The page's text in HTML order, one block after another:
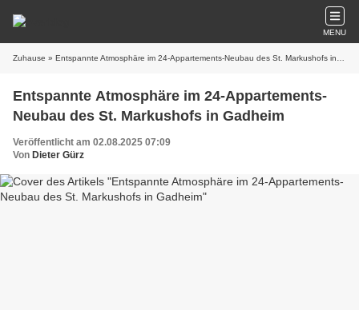
MENU
Zuhause » Entspannte Atmosphäre im 24-Appartements-Neubau des St. Markushofs in Gadheim
Entspannte Atmosphäre im 24-Appartements-
Neubau des St. Markushofs in Gadheim
Veröffentlicht am 02.08.2025 07:09
Von Dieter Gürz